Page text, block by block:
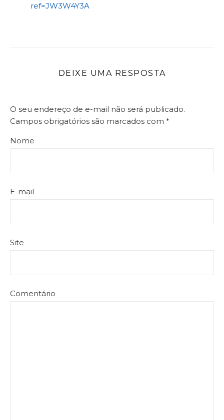
ref=JW3W4Y3A
DEIXE UMA RESPOSTA
O seu endereço de e-mail não será publicado.
Campos obrigatórios são marcados com *
Nome
E-mail
Site
Comentário